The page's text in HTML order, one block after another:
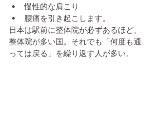
慢性的な肩こり
腰痛を引き起こします。
日本は駅前に整体院が必ずあるほど、
整体院が多い国。それでも「何度も通
っては戻る」を繰り返す人が多い。